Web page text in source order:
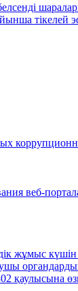
тікелей
веб-
жұмыс